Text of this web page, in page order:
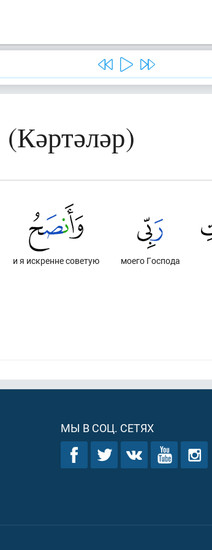
моего Господа
и я искренне советую
МЫ В СОЦ. СЕТЯХ